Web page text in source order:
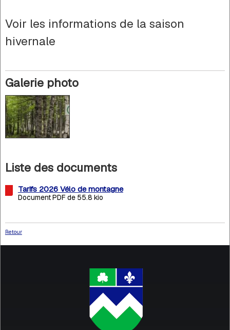
Voir les informations de la saison
hivernale
Galerie photo
Liste des documents
Tarifs 2026 Vélo de montagne
Document PDF de 55.8 kio
Retour